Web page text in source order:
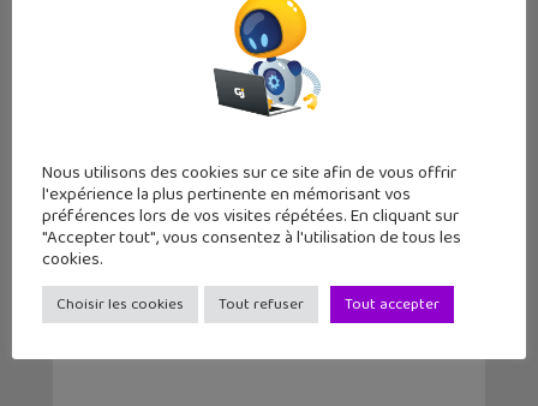
Lecture d’été 2026 #6 : Là où danse le
vent, un be...
Nous utilisons des cookies sur ce site afin de vous offrir
l'expérience la plus pertinente en mémorisant vos
préférences lors de vos visites répétées. En cliquant sur
"Accepter tout", vous consentez à l'utilisation de tous les
cookies.
Choisir les cookies Tout refuser Tout accepter